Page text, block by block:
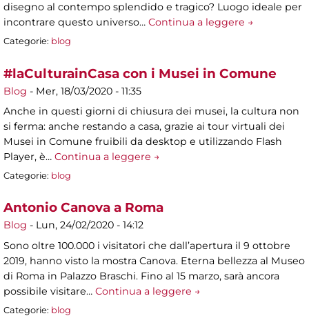
disegno al contempo splendido e tragico? Luogo ideale per
incontrare questo universo… Continua a leggere →
Categorie: blog
#laCulturainCasa con i Musei in Comune
Blog - Mer, 18/03/2020 - 11:35
Anche in questi giorni di chiusura dei musei, la cultura non
si ferma: anche restando a casa, grazie ai tour virtuali dei
Musei in Comune fruibili da desktop e utilizzando Flash
Player, è… Continua a leggere →
Categorie: blog
Antonio Canova a Roma
Blog - Lun, 24/02/2020 - 14:12
Sono oltre 100.000 i visitatori che dall’apertura il 9 ottobre
2019, hanno visto la mostra Canova. Eterna bellezza al Museo
di Roma in Palazzo Braschi. Fino al 15 marzo, sarà ancora
possibile visitare… Continua a leggere →
Categorie: blog